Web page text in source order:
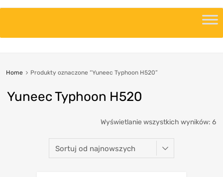
Home Produkty oznaczone “Yuneec Typhoon H520”
Yuneec Typhoon H520
Wyświetlanie wszystkich wyników: 6